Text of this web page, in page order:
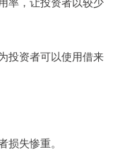
投资者可以使用借来
失惨重。